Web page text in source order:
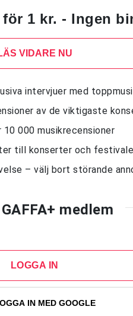
för 1 kr. - Ingen
VIDARE NU
intervjuer med
av de viktigaste
000 musikrecensioner
till konserter och
– välj bort störande
medlem
LOGGA IN
IN MED GOOGLE